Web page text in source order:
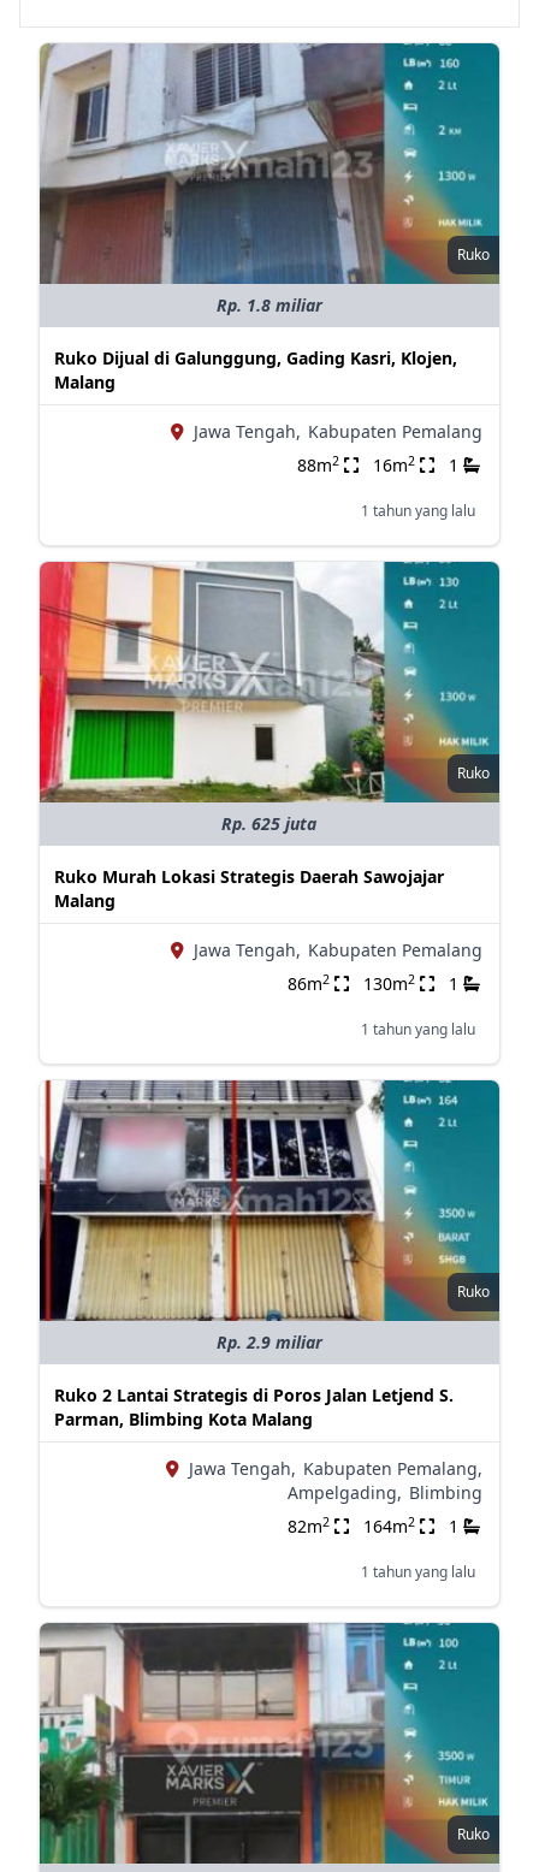
Ruko
Rp. 1.8 miliar
Ruko Dijual di Galunggung, Gading Kasri, Klojen,
Malang
Jawa Tengah, Kabupaten Pemalang
88m2 16m2 1
1 tahun yang lalu
Ruko
Rp. 625 juta
Ruko Murah Lokasi Strategis Daerah Sawojajar
Malang
Jawa Tengah, Kabupaten Pemalang
86m2 130m2 1
1 tahun yang lalu
Ruko
Rp. 2.9 miliar
Ruko 2 Lantai Strategis di Poros Jalan Letjend S.
Parman, Blimbing Kota Malang
Jawa Tengah, Kabupaten Pemalang,
Ampelgading, Blimbing
82m2 164m2 1
1 tahun yang lalu
Ruko